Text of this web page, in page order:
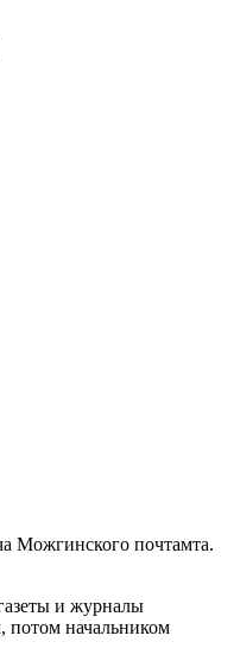
Можгинского почтамта.
и журналы
потом начальником